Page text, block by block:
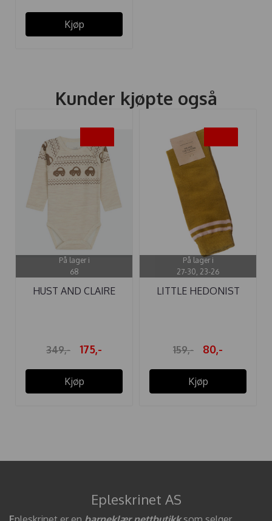
Kjøp
Kunder kjøpte også
På lager i
68
HUST AND CLAIRE
349,- 175,-
Kjøp
På lager i
27-30, 23-26
LITTLE HEDONIST
159,- 80,-
Kjøp
Epleskrinet AS